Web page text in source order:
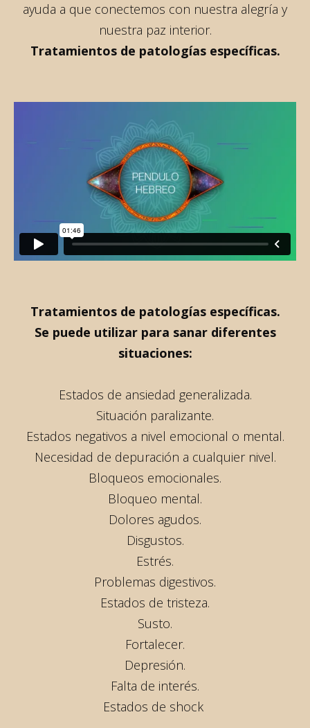
ayuda a que conectemos con nuestra alegría y
nuestra paz interior.
Tratamientos de patologías específicas.
Tratamientos de patologías específicas.
Se puede utilizar para sanar diferentes
situaciones:
Estados de ansiedad generalizada.
Situación paralizante.
Estados negativos a nivel emocional o mental.
Necesidad de depuración a cualquier nivel.
Bloqueos emocionales.
Bloqueo mental.
Dolores agudos.
Disgustos.
Estrés.
Problemas digestivos.
Estados de tristeza.
Susto.
Fortalecer.
Depresión.
Falta de interés.
Estados de shock